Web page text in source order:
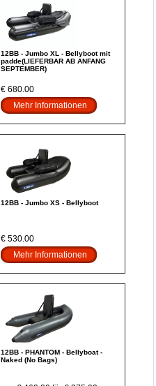
12BB - Jumbo XL - Bellyboot mit
padde(LIEFERBAR AB ANFANG
SEPTEMBER)
€ 680.00
Mehr Informationen
12BB - Jumbo XS - Bellyboot
€ 530.00
Mehr Informationen
12BB - PHANTOM - Bellyboat -
Naked (No Bags)